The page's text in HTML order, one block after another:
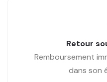
Retour
Remboursement
dans son